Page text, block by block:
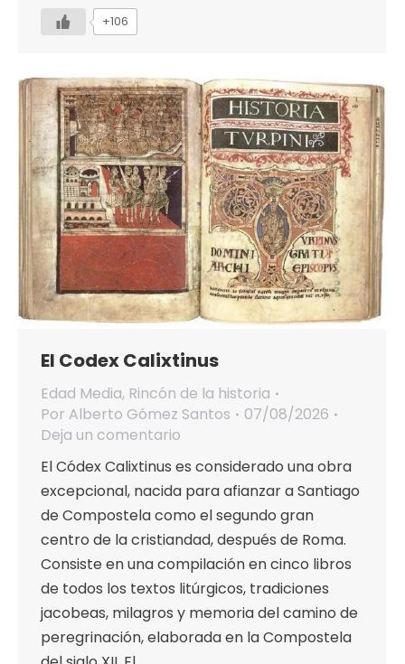
+106
El Codex Calixtinus
Edad Media, Rincón de la historia
Por Alberto Gómez Santos
07/08/2026
Deja un comentario
El Códex Calixtinus es considerado una obra
excepcional, nacida para afianzar a Santiago
de Compostela como el segundo gran
centro de la cristiandad, después de Roma.
Consiste en una compilación en cinco libros
de todos los textos litúrgicos, tradiciones
jacobeas, milagros y memoria del camino de
peregrinación, elaborada en la Compostela